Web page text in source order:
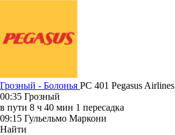
Грозный - Болонья PC 401 Pegasus Airlines
00:35 Грозный
в пути 8 ч 40 мин 1 пересадка
09:15 Гульельмо Маркони
Найти